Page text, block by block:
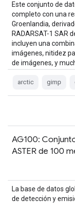
Este conjunto de
completo con una
Groenlandia,
RADARSAT-1 SAR
incluyen una
imágenes, nitidez
de imágenes, y
arctic gimp
AG100:
ASTER de 100
La base de datos
de detección y